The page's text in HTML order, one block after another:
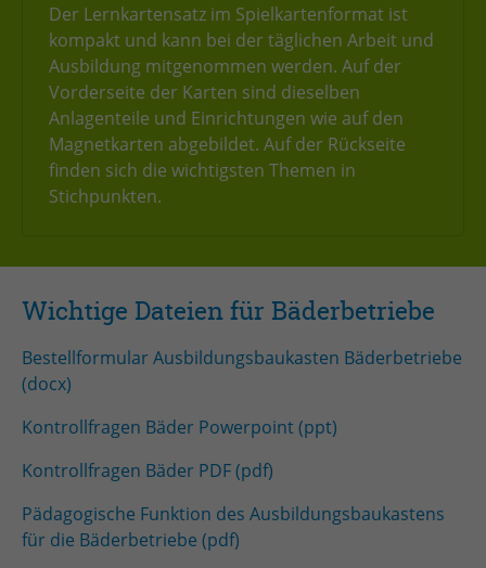
Der Lernkartensatz im Spielkartenformat ist
kompakt und kann bei der täglichen Arbeit und
Ausbildung mitgenommen werden. Auf der
Vorderseite der Karten sind dieselben
Anlagenteile und Einrichtungen wie auf den
Magnetkarten abgebildet. Auf der Rückseite
finden sich die wichtigsten Themen in
Stichpunkten.
Wichtige Dateien für Bäderbetriebe
Bestellformular Ausbildungsbaukasten Bäderbetriebe
(docx)
Kontrollfragen Bäder Powerpoint (ppt)
Kontrollfragen Bäder PDF (pdf)
Pädagogische Funktion des Ausbildungsbaukastens
für die Bäderbetriebe (pdf)
Anbieter TYPO3
Laufzeit Session
Zweck Admin-Login Redaktionssystem
Name PHPSESSID
Zweck Betrieb TYPO3